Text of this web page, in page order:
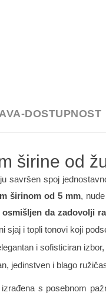
DOSTUPNOST
širine od
savršen spoj
širinom od 5 mm,
da zadovolji
sjaj i topli tonovi koji
i sofisticiran
jedinstven i blago
s posebnom